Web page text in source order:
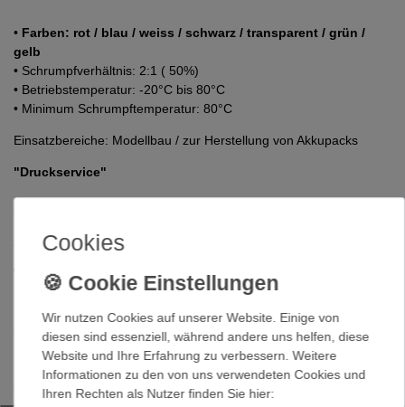
• Farben: rot / blau / weiss / schwarz / transparent / grün /
gelb
• Schrumpfverhältnis: 2:1 ( 50%)
• Betriebstemperatur: -20°C bis 80°C
• Minimum Schrumpftemperatur: 80°C
Einsatzbereiche: Modellbau / zur Herstellung von Akkupacks
"Druckservice"
z.B. zur Markierung, mit Ihrem Logo oder einem Hinweistext ?
Wir bieten gerne an !
*Abbildung ähnlich
HINWEIS: Es könnte kleine Unterschiede zwischen der
abgebildeten Farbe und der tatsächlichen Farbe geben aufgrund
Cookies
Wir nutzen Cookies auf unserer Website. Einige von
diesen sind essenziell, während andere uns helfen, diese
Website und Ihre Erfahrung zu verbessern. Weitere
Informationen zu den von uns verwendeten Cookies und
Ihren Rechten als Nutzer finden Sie hier: